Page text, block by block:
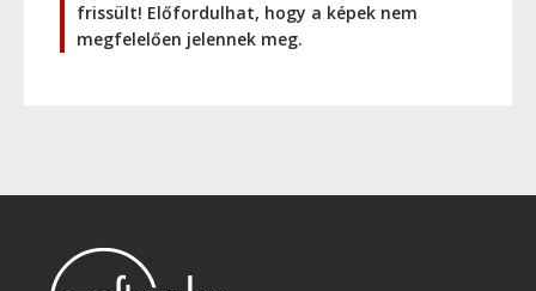
frissült! Előfordulhat, hogy a képek nem
megfelelően jelennek meg.